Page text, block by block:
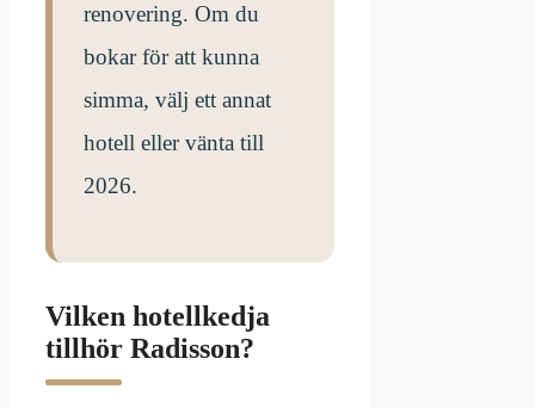
renovering. Om du
bokar för att kunna
simma, välj ett annat
hotell eller vänta till
2026.
Vilken hotellkedja
tillhör Radisson?